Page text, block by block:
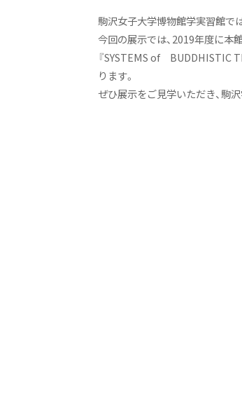
駒沢女子大学博物館学実習館で
今回の展示では、2019年度に本
『SYSTEMS of BUDDHISTIC
ります。
ぜひ展示をご見学いただき、駒